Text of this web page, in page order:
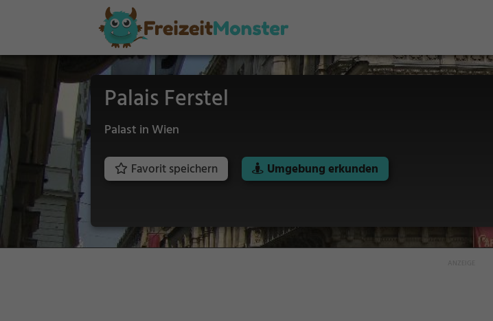
Palais Ferstel
Palast in Wien
Favorit speichern Umgebung erkunden